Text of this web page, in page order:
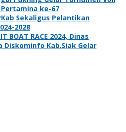
ke-67
Sekaligus Pelantikan
2028
BOAT RACE 2024, Dinas
Diskominfo Kab.Siak Gelar